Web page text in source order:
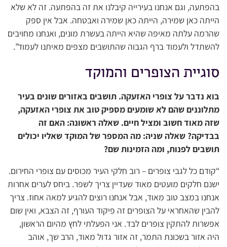
בהפתעה, וגם אנחנו בעירייה קיבלנו את זה בהפתעה. זה לא שלא
הייתה כאן שמירה, הייתה כאן שמירה ואבטחה. אבל אין ספק
שהרמה עלתה מאיפה שהיא הייתה בעשרת מונים, ואנחנו מחויבים
להשתדל ולעמוד ברף הגבוה שהתושבים מצפים מאיתנו לעמוד”.
סוגיית הצופרים והמוקד
בוא נדבר על צופרי האזעקה. תושבים באזורים שונים בעיר
מתלוננים שהם לא שומעים מספיק טוב את צופרי האזעקה,
שזה מאוד חשוב ומציל חיים. שאלה ראשונה: האם זה
בבדיקה? שאלה שניה: מה המספר של המוקד שאליו יכולים
תושבים לפנות, ומה הזמינות שם?
“קודם כל לגבי צופרים – רוב חלקי העיר מכוסים עם צופרי החירום.
ישנם חלקים מועטים מאוד שעדיין צריך לשפר. ביחס לערים אחרות
אנחנו במצב טוב מאוד, אבל אנחנו רוצים להגיע למאה אחוז. צריך
להבין שהאחראי על הצופרים זה פיקוד העורף, זה הצבא, ואין שום
אפשרות להתקין צופרים לבד. אני הפעלתי לחץ מהיום הראשון,
היה אזור בשכונת התמר, זה אזור גדול מאוד, הרב שך, אוהב